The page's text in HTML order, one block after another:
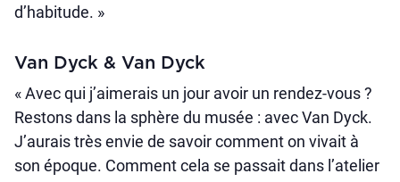
d’habitude. »
Van Dyck & Van Dyck
« Avec qui j’aimerais un jour avoir un rendez-vous ?
Restons dans la sphère du musée : avec Van Dyck.
J’aurais très envie de savoir comment on vivait à
son époque. Comment cela se passait dans l’atelier